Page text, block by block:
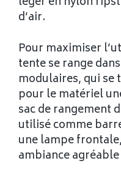
d’air.
Pour maximiser
tente se range
modulaires, qui se
pour le matériel
sac de rangement
utilisé comme
une lampe
ambiance